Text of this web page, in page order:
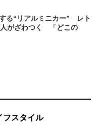
る“リアルミニカー” レト
人がざわつく 「どこの
フスタイル